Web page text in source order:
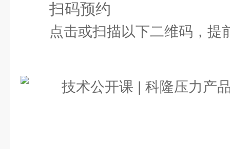
扫码预约
点击或扫描以下二维码，提